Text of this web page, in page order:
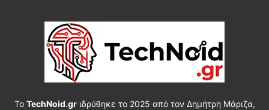
Το TechNoid.grιδρύθηκε το 2025 από τον Δημήτρη Μάριζα,